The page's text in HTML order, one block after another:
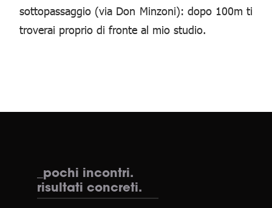
sottopassaggio (via Don Minzoni): dopo 100m ti
troverai proprio di fronte al mio studio.
_pochi incontri.
risultati concreti.